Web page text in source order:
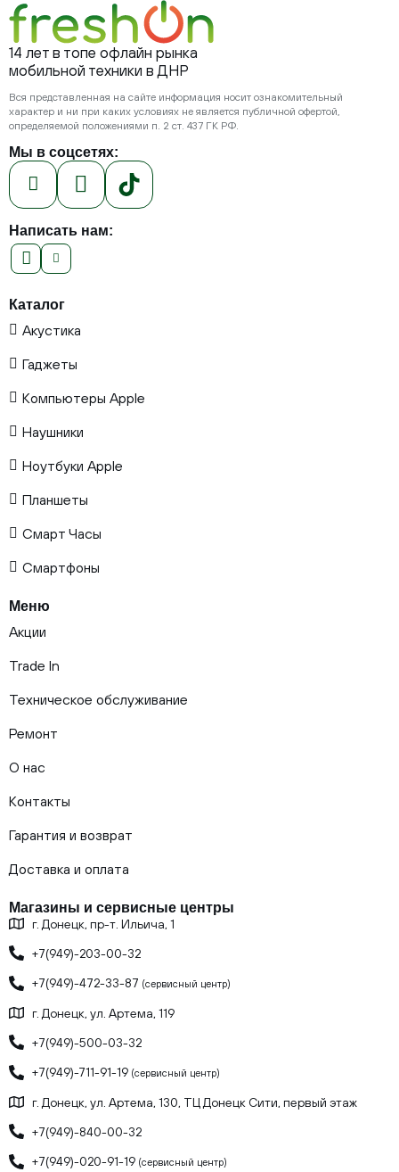
14 лет в топе офлайн рынка
мобильной техники в ДНР
Вся представленная на сайте информация носит ознакомительный
характер и ни при каких условиях не является публичной офертой,
определяемой положениями п. 2 ст. 437 ГК РФ.
Мы в соцсетях:
Написать нам:
Каталог
Акустика
Гаджеты
Компьютеры Apple
Наушники
Ноутбуки Apple
Планшеты
Смарт Часы
Смартфоны
Меню
Акции
Trade In
Техническое обслуживание
Ремонт
О нас
Контакты
Гарантия и возврат
Доставка и оплата
Магазины и сервисные центры
г. Донецк, пр-т. Ильича, 1
+7(949)-203-00-32
+7(949)-472-33-87 (сервисный центр)
г. Донецк, ул. Артема, 119
+7(949)-500-03-32
+7(949)-711-91-19 (сервисный центр)
г. Донецк, ул. Артема, 130, ТЦ Донецк Сити, первый этаж
+7(949)-840-00-32
+7(949)-020-91-19 (сервисный центр)